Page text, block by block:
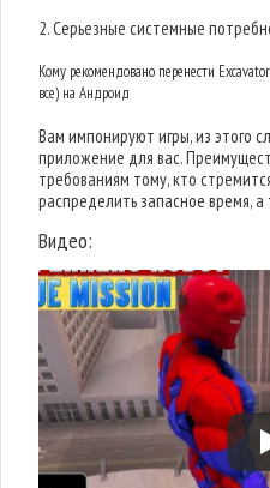
2. Серьезные системные
Кому рекомендовано перенести
все) на Андроид
Вам импонируют игры, из этого
приложение для вас.
требованиям тому, кто
распределить запасное время,
Видео: